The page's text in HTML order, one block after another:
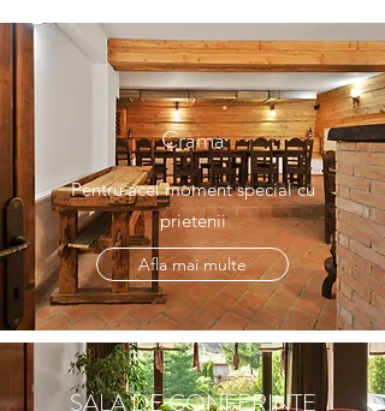
Crama
Pentru acel moment special cu
prietenii
Afla mai multe
SALA DE CONFERINTE